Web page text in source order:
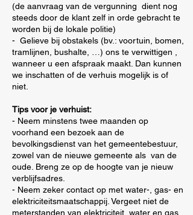
(de aanvraag van de vergunning dient nog
steeds door de klant zelf in orde gebracht te
worden bij de lokale politie)
- Gelieve bij obstakels (bv.: voortuin, bomen,
tramlijnen, bushalte, …) ons te verwittigen ,
wanneer u een afspraak maakt. Dan kunnen
we inschatten of de verhuis mogelijk is of
niet.
Tips voor je verhuist:
- Neem minstens twee maanden op
voorhand een bezoek aan de
bevolkingsdienst van het gemeentebestuur,
zowel van de nieuwe gemeente als van de
oude. Breng ze op de hoogte van je nieuw
verblijfsadres.
- Neem zeker contact op met water-, gas- en
elektriciteitsmaatschappij. Vergeet niet de
meterstanden van elektriciteit, water en gas